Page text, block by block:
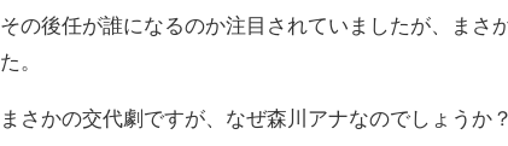
その後任が誰になるのか注目されていましたが、まさ
た。
まさかの交代劇ですが、なぜ森川アナなのでしょうか？